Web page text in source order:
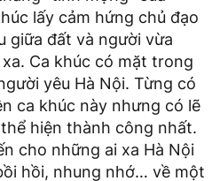
lấy cảm hứng chủ đạo
giữa đất và người vừa
Ca khúc có mặt trong
yêu Hà Nội. Từng có
ca khúc này nhưng có lẽ
hiện thành công nhất.
cho những ai xa Hà Nội
hồi, nhung nhớ… về một